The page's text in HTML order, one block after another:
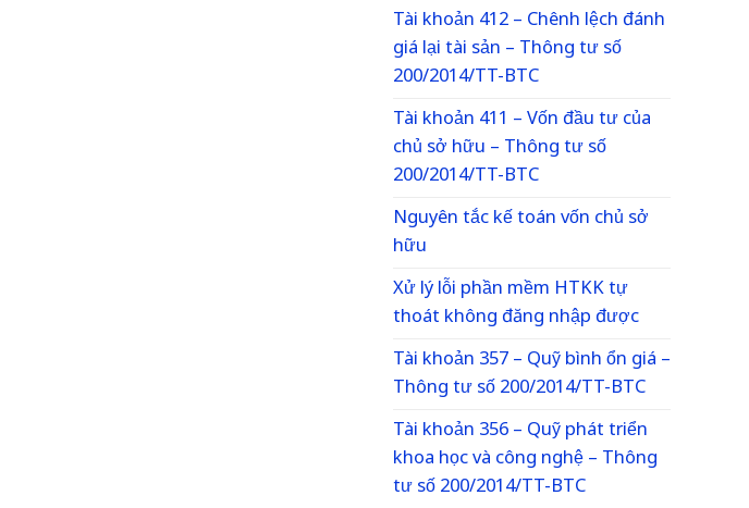
Tài khoản 412 – Chênh lệch đánh
giá lại tài sản – Thông tư số
200/2014/TT-BTC
Tài khoản 411 – Vốn đầu tư của
chủ sở hữu – Thông tư số
200/2014/TT-BTC
Nguyên tắc kế toán vốn chủ sở
hữu
Xử lý lỗi phần mềm HTKK tự
thoát không đăng nhập được
Tài khoản 357 – Quỹ bình ổn giá –
Thông tư số 200/2014/TT-BTC
Tài khoản 356 – Quỹ phát triển
khoa học và công nghệ – Thông
tư số 200/2014/TT-BTC